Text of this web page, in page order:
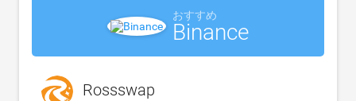
おすすめ
Binance
Rossswap